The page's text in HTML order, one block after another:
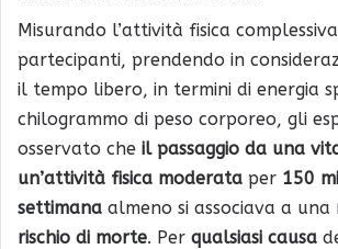
Misurando l’attività fisica
partecipanti, prendendo in
il tempo libero, in termini di energia
chilogrammo di peso corporeo, gli
osservato che il passaggio da una
un’attività fisica moderata per 150
settimana almeno si associava a una
rischio di morte. Per qualsiasi causa